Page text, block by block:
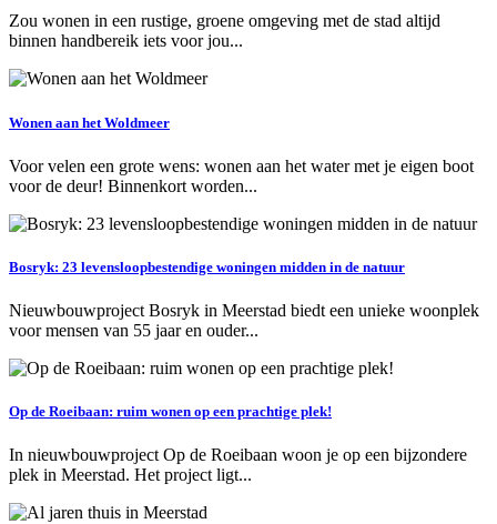
Zou wonen in een rustige, groene omgeving met de stad altijd
binnen handbereik iets voor jou...
Wonen aan het Woldmeer
Voor velen een grote wens: wonen aan het water met je eigen boot
voor de deur! Binnenkort worden...
Bosryk: 23 levensloopbestendige woningen midden in de natuur
Nieuwbouwproject Bosryk in Meerstad biedt een unieke woonplek
voor mensen van 55 jaar en ouder...
Op de Roeibaan: ruim wonen op een prachtige plek!
In nieuwbouwproject Op de Roeibaan woon je op een bijzondere
plek in Meerstad. Het project ligt...